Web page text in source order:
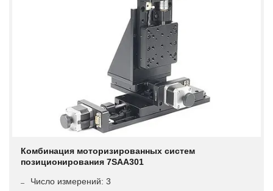
Комбинация моторизированных систем
позиционирования 7SAA301
Число измерений: 3